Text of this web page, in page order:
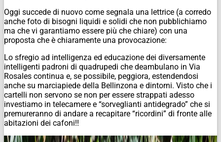
Oggi succede di nuovo come segnala una lettrice (a corredo
anche foto di bisogni liquidi e solidi che non pubblichiamo
ma che vi garantiamo essere più che chiare) con una
proposta che è chiaramente una provocazione:
Lo sfregio ad intelligenza ed educazione dei diversamente
intelligenti padroni di quadrupedi che deambulano in Via
Rosales continua e, se possibile, peggiora, estendendosi
anche su marciapiede della Bellinzona e dintorni. Visto che i
cartelli non servono se non per essere strappati adesso
investiamo in telecamere e “sorveglianti antidegrado” che si
premureranno di andare a recapitare “ricordini” di fronte alle
abitazioni dei cafoni!!